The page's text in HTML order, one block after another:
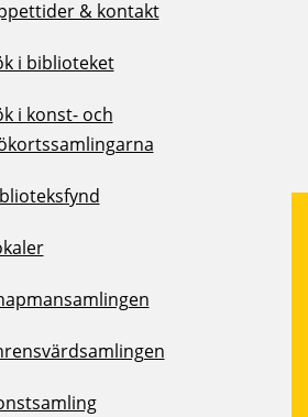
& kontakt
i biblioteket
i konst- och